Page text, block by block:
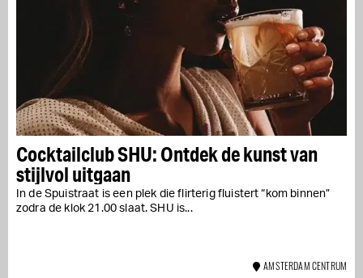
Cocktailclub SHU: Ontdek de kunst van
stijlvol uitgaan
In de Spuistraat is een plek die flirterig fluistert “kom binnen”
zodra de klok 21.00 slaat. SHU is...
AMSTERDAM CENTRUM